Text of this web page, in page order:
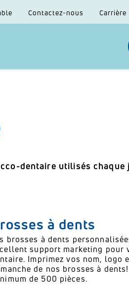
Contactez-nous Carrière
dentaire utilisés chaque
à dents
brosses à dents
support marketing pour
Imprimez vos nom, logo
de nos brosses à
de 500 pièces.